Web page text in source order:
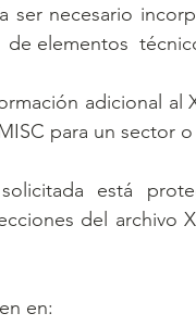
ser necesario
de elementos
adicional al
para un sector
solicitada está
del
en: